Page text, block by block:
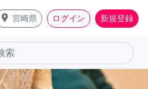
place 宮崎県 ログイン 新規登録